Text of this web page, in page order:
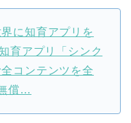
に知育アプリを
育アプリ「シンク
コンテンツを全
償…